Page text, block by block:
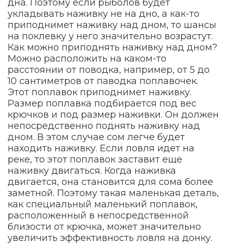
дна. Поэтому если рыболов будет
укладывать наживку не на дно, а как-то
приподнимет наживку над дном, то шансы
на поклевку у него значительно возрастут.
Как можно приподнять наживку над дном?
Можно расположить на каком-то
расстоянии от поводка, например, от 5 до
10 сантиметров от паводка поплавочек.
Этот поплавок приподнимет наживку.
Размер поплавка подбирается под вес
крючков и под размер наживки. Он должен
непосредственно поднять наживку над
дном. В этом случае сом легче будет
находить наживку. Если ловля идет на
реке, то этот поплавок заставит еще
наживку двигаться. Когда наживка
двигается, она становится для сома более
заметной. Поэтому такая маленькая деталь,
как специальный маленький поплавок,
расположенный в непосредственной
близости от крючка, может значительно
увеличить эффективность ловля на донку.